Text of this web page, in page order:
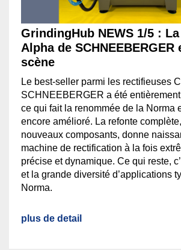
GrindingHub NEWS 1/5 :
Alpha de SCHNEEBERGER
scène
Le best-seller parmi les rectifieuses
SCHNEEBERGER a été
ce qui fait la renommée de la Norma
encore amélioré. La refonte
nouveaux composants, donne
machine de rectification à la fois
précise et dynamique. Ce qui reste,
et la grande diversité d’applications
Norma.
plus de detail